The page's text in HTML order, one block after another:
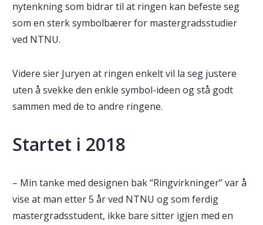
nytenkning som bidrar til at ringen kan befeste seg
som en sterk symbolbærer for mastergradsstudier
ved NTNU.
Videre sier Juryen at ringen enkelt vil la seg justere
uten å svekke den enkle symbol-ideen og stå godt
sammen med de to andre ringene.
Startet i 2018
– Min tanke med designen bak “Ringvirkninger” var å
vise at man etter 5 år ved NTNU og som ferdig
mastergradsstudent, ikke bare sitter igjen med en